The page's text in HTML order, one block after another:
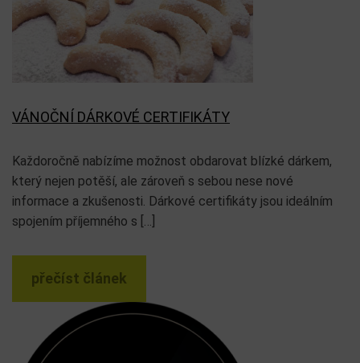
VÁNOČNÍ DÁRKOVÉ CERTIFIKÁTY
Každoročně nabízíme možnost obdarovat blízké dárkem,
který nejen potěší, ale zároveň s sebou nese nové
informace a zkušenosti. Dárkové certifikáty jsou ideálním
spojením příjemného s […]
přečíst článek